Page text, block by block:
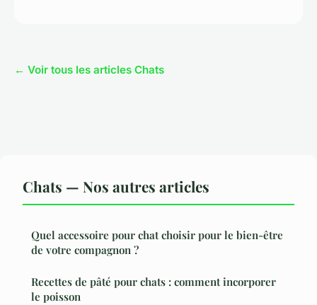
← Voir tous les articles Chats
Chats — Nos autres articles
Quel accessoire pour chat choisir pour le bien-être
de votre compagnon ?
Recettes de pâté pour chats : comment incorporer
le poisson